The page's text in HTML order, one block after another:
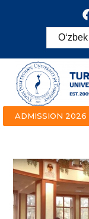
ADMISSION 2026